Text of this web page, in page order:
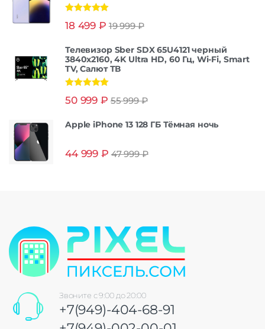
из 5
18 499 ₽ 19 999₽
Телевизор Sber SDX 65U4121 черный
3840x2160, 4K Ultra HD, 60 Гц, Wi-Fi, Smart
TV, Салют ТВ
из 5
50 999 ₽ 55 999₽
Apple iPhone 13 128 ГБ Тёмная ночь
44 999 ₽ 47 999₽
Звоните с 9:00 до 20:00
+7(949)-404-68-91